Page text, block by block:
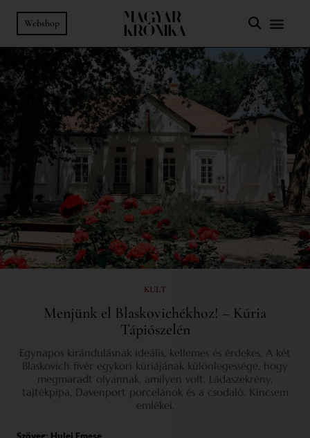
Webshop
KULT
Menjünk el Blaskovichékhoz! – Kúria
Tápiószelén
Egynapos kirándulásnak ideális, kellemes és érdekes. A két
Blaskovich fivér egykori kúriájának különlegessége, hogy
megmaradt olyannak, amilyen volt. Ládaszekrény,
tajtékpipa, Davenport porcelánok és a csodaló, Kincsem
emlékei.